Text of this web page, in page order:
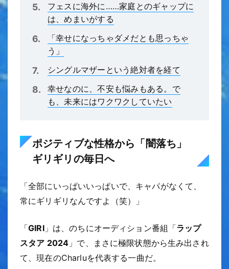
フェスに海外に……家庭とのギャップに
は、めまいがする
「幸せになっちゃダメだとも思っちゃ
う」
シングルマザーという絶対者を経て
幸せなのに、不安も悩みもある。で
も、未来にはワクワクしていたい
ポジティブな性格から「闇落ち」
ギリギリの毎日へ
「全部にいっぱいいっぱいで、キャパがなくて、
常にギリギリなんですよ（笑）」
「GIRI」は、のちにオーディション番組「ラップ
スタア 2024 」で、まさに極限状態から生み出され
て、現在のCharluを代表する一曲だ。